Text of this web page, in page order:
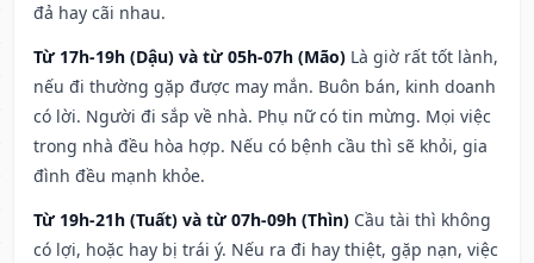
đả hay cãi nhau.
Từ 17h-19h (Dậu) và từ 05h-07h (Mão) Là giờ rất tốt lành,
nếu đi thường gặp được may mắn. Buôn bán, kinh doanh
có lời. Người đi sắp về nhà. Phụ nữ có tin mừng. Mọi việc
trong nhà đều hòa hợp. Nếu có bệnh cầu thì sẽ khỏi, gia
đình đều mạnh khỏe.
Từ 19h-21h (Tuất) và từ 07h-09h (Thìn) Cầu tài thì không
có lợi, hoặc hay bị trái ý. Nếu ra đi hay thiệt, gặp nạn, việc